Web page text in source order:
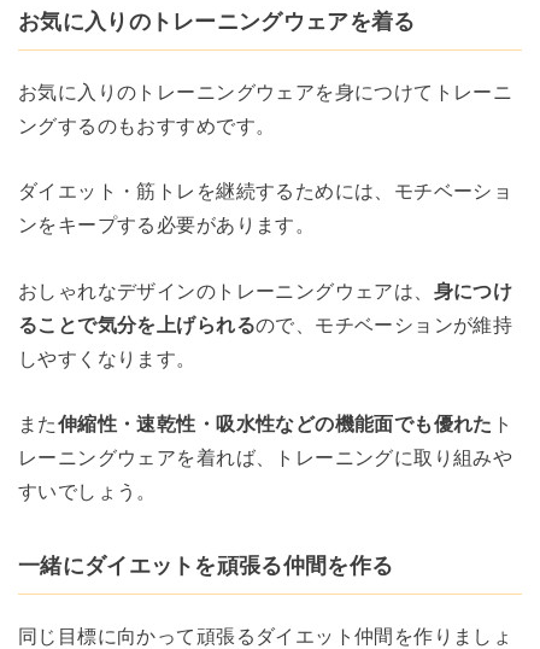
お気に入りのトレーニングウェアを着る
お気に入りのトレーニングウェアを身につけてトレーニ
ングするのもおすすめです。
ダイエット・筋トレを継続するためには、モチベーショ
ンをキープする必要があります。
おしゃれなデザインのトレーニングウェアは、 身につけ
ることで気分を上げられるので、モチベーションが維持
しやすくなります。
また伸縮性・速乾性・吸水性などの機能面でも優れた ト
レーニングウェアを着れば、トレーニングに取り組みや
すいでしょう。
一緒にダイエットを頑張る仲間を作る
同じ目標に向かって頑張るダイエット仲間を作りましょ